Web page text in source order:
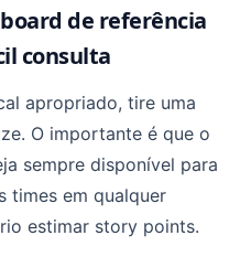
de referência
consulta
apropriado, tire uma
O importante é que o
sempre disponível para
times em qualquer
estimar story points.